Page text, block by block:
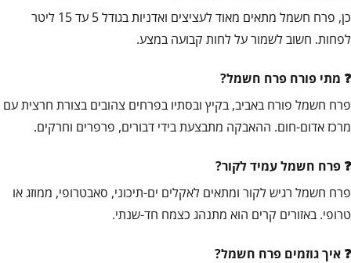
כן, פרח חשמל מתאים מאוד לעציצים ואדניות בגודל 5 עד 15 ליטר
לפחות. חשוב לשמור על לחות קבועה במצע.
מתי פורח פרח חשמל?
פרח חשמל פורח באביב, בקיץ ובסתיו בפרחים צהובים בצורת חרצית עם
מרכז אדום-חום. ההאבקה מתבצעת בידי דבורים, פרפרים וחרקים.
פרח חשמל עמיד לקור?
פרח חשמל רגיש לקור ומתאים לאקלים ים-תיכוני, סאבטרופי, ממוזג או
טרופי. באזורים קרים הוא מתנהג כצמח חד-שנתי.
איך גוזמים פרח חשמל?